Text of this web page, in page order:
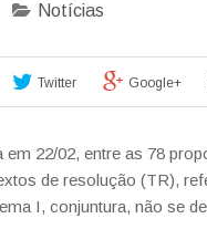
Notícias
Twitter Google+
em 22/02, entre as 78
de resolução (TR),
I, conjuntura, não se